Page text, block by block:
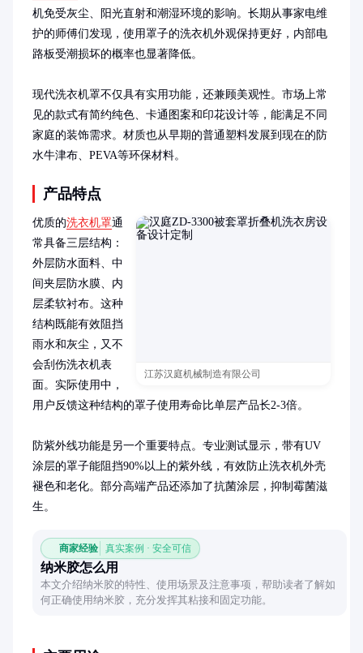
机免受灰尘、阳光直射和潮湿环境的影响。长期从事家电维
护的师傅们发现，使用罩子的洗衣机外观保持更好，内部电
路板受潮损坏的概率也显著降低。
现代洗衣机罩不仅具有实用功能，还兼顾美观性。市场上常
见的款式有简约纯色、卡通图案和印花设计等，能满足不同
家庭的装饰需求。材质也从早期的普通塑料发展到现在的防
水牛津布、PEVA等环保材料。
产品特点
江苏汉庭机械制造有限公司
优质的洗衣机罩通
常具备三层结构：
外层防水面料、中
间夹层防水膜、内
层柔软衬布。这种
结构既能有效阻挡
雨水和灰尘，又不
会刮伤洗衣机表
面。实际使用中，
用户反馈这种结构的罩子使用寿命比单层产品长2-3倍。
防紫外线功能是另一个重要特点。专业测试显示，带有UV
涂层的罩子能阻挡90%以上的紫外线，有效防止洗衣机外壳
褪色和老化。部分高端产品还添加了抗菌涂层，抑制霉菌滋
生。
商家经验 真实案例 · 安全可信
纳米胶怎么用
本文介绍纳米胶的特性、使用场景及注意事项，帮助读者了解如
何正确使用纳米胶，充分发挥其粘接和固定功能。